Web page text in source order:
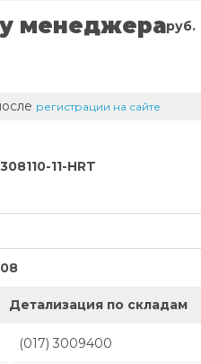
менеджераруб.
регистрации на сайте
11-HRT
Детализация по складам
(017) 3009400